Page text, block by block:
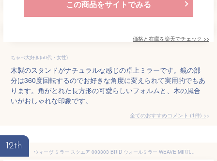
この商品をサイトでみる
価格と在庫を楽天でチェック >>
ちゃぺ大好き(50代・女性)
木製のスタンドがナチュラルな感じの卓上ミラーです。鏡の部
分は360度回転するのでお好きな角度に変えられて実用的でもあ
ります。角がとれた長方形の可愛らしいフォルムと、木の風合
いがおしゃれな印象です。
全てのおすすめコメント (1件) >
12th
ウィーヴ ミラー スクエア 003303 BRID ウォールミラー WEAVE MIRROR SQUARE 鏡 姿見 北欧 モダン シンプル 壁掛け 玄関 リビング 寝室 おしゃれ